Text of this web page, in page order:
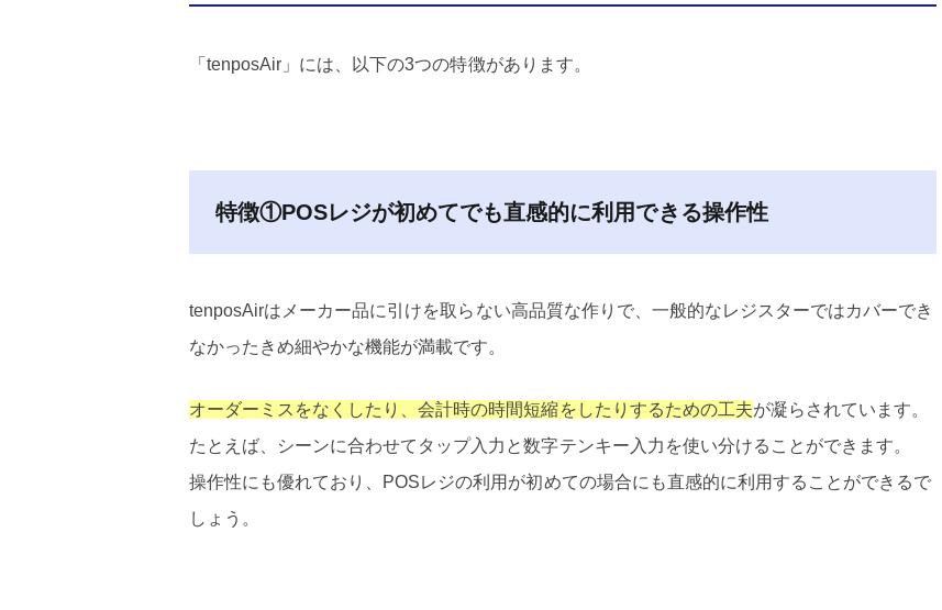
「tenposAir」には、以下の3つの特徴があります。
特徴①POSレジが初めてでも直感的に利用できる操作性
tenposAirはメーカー品に引けを取らない高品質な作りで、一般的なレジスターではカバーでき
なかったきめ細やかな機能が満載です。
オーダーミスをなくしたり、会計時の時間短縮をしたりするための工夫が凝らされています。
たとえば、シーンに合わせてタップ入力と数字テンキー入力を使い分けることができます。
操作性にも優れており、POSレジの利用が初めての場合にも直感的に利用することができるで
しょう。